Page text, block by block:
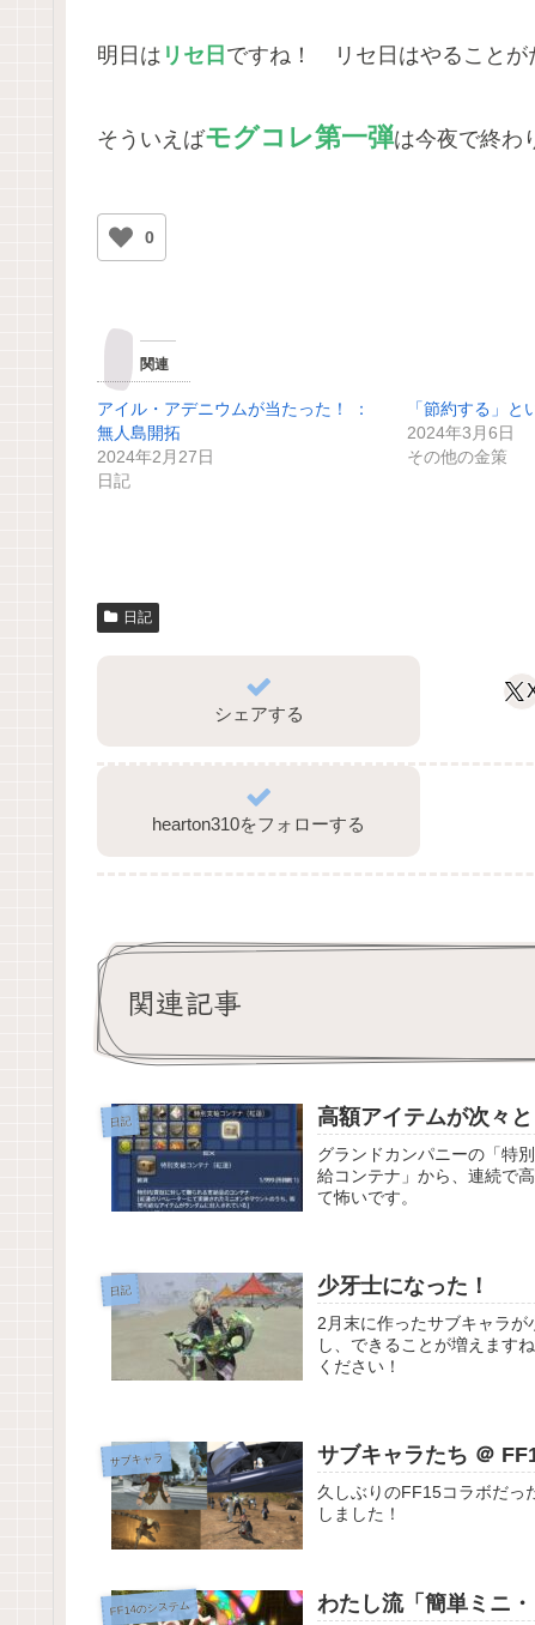
明日は リセ日 ですね！ リセ日はやることが
そういえばモグコレ第一弾は今夜で終わ
0
関連
アイル・アデニウムが当たった！ ：
無人島開拓
2024年2月27日
日記
「節約する」
2024年3月6日
その他の金策
日記
シェアする
hearton310をフォローする
関連記事
日記 高額アイテムが次々と
グランドカンパニーの「特
給コンテナ」から、連続で
て怖いです。
日記 少牙士になった！
2月末に作ったサブキャラ
し、できることが増えます
ください！
サブキャラ サブキャラたち ＠
久しぶりのFF15コラボだっ
しました！
FF14のシステム わたし流「簡単ミニ